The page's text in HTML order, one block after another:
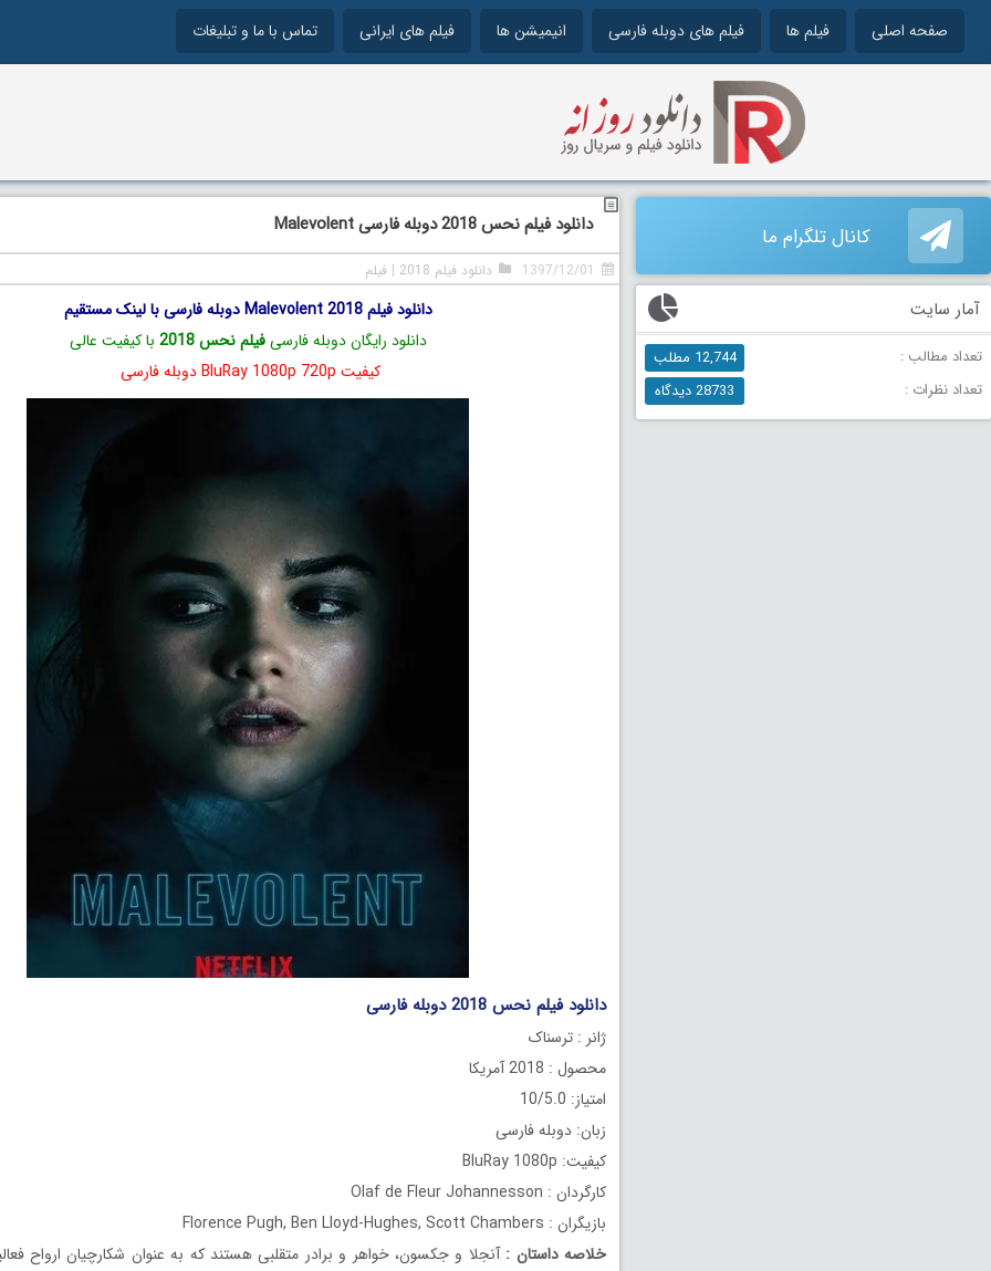
صفحه اصلی فیلم ها فیلم های دوبله فارسی انیمیشن ها فیلم های ایرانی تماس با ما و تبلیغات
دانلود فیلم نحس 2018 دوبله فارسی Malevolent
1397/12/01 دانلود فیلم 2018 | فیلم
دانلود فیلم Malevolent 2018 دوبله فارسی با لینک مستقیم
دانلود رایگان دوبله فارسیفیلم نحس 2018
با کیفیت عالی
کیفیت BluRay 1080p 720p دوبله فارسی
دانلود فیلم نحس 2018 دوبله فارسی
ژانر : ترسناک
محصول : 2018 آمریکا
امتیاز: 10/5.0
زبان: دوبله فارسی
کیفیت: BluRay 1080p
کارگردان : Olaf de Fleur Johannesson
بازیگران : Florence Pugh, Ben Lloyd-Hughes, Scott Chambers
خلاصه داستان :آنجلا و جکسون، خواهر و برادر متقلبی هستند که به عنوان شکارچیان ارواح
کانال تلگرام ما
آمار سایت
تعداد مطالب :
12,744 مطلب
تعداد نظرات :
28733 دیدگاه